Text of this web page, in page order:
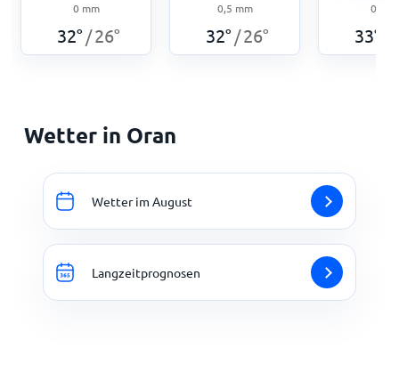
0 mm
32° /26°
0,5 mm
32° /26°
0
33°
Wetter in Oran
Wetter im August
Langzeitprognosen